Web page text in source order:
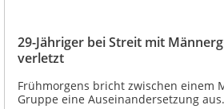
29-Jähriger bei Streit mit
verletzt
Frühmorgens bricht zwischen einem
Gruppe eine Auseinandersetzung